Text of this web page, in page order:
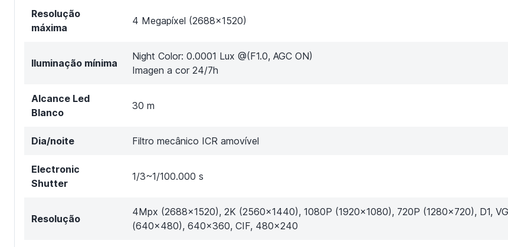
Resolução
máxima
4 Megapíxel (2688x1520)
Iluminação mínima
Night Color: 0.0001 Lux @(F1.0, AGC ON)
Imagen a cor 24/7h
Alcance Led
Blanco
30 m
Dia/noite Filtro mecânico ICR amovível
Electronic
Shutter
1/3~1/100.000 s
Resolução
4Mpx (2688x1520), 2K (2560x1440), 1080P (1920x1080), 720P (1280x720), D1,
(640x480), 640x360, CIF, 480x240